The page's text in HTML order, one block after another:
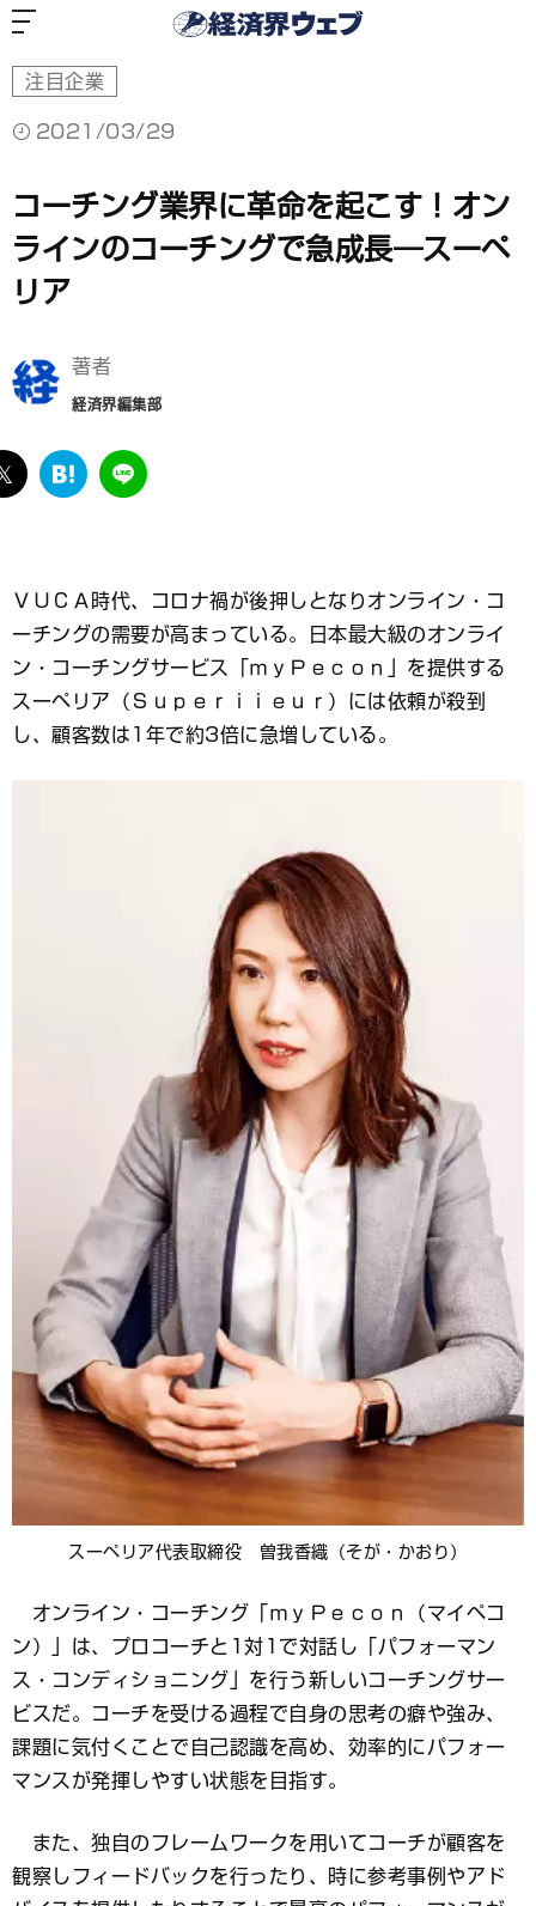
注目企業
2021/03/29
コーチング業界に革命を起こす！オン
ラインのコーチングで急成長―スーペ
リア
著者
経済界編集部
twitter
は
ク
マ
ー
ク
LINE
ＶＵＣＡ時代、コロナ禍が後押しとなりオンライン・コ
ーチングの需要が高まっている。日本最大級のオンライ
ン・コーチングサービス「ｍｙＰｅｃｏｎ」を提供する
スーペリア（Ｓｕｐｅｒｉｉｅｕｒ）には依頼が殺到
し、顧客数は1年で約3倍に急増している。
スーペリア代表取締役 曽我香織（そが・かおり）
オンライン・コーチング「ｍｙＰｅｃｏｎ（マイペコ
ン）」は、プロコーチと1対1で対話し「パフォーマン
ス・コンディショニング」を行う新しいコーチングサー
ビスだ。コーチを受ける過程で自身の思考の癖や強み、
課題に気付くことで自己認識を高め、効率的にパフォー
マンスが発揮しやすい状態を目指す。
また、独自のフレームワークを用いてコーチが顧客を
観察しフィードバックを行ったり、時に参考事例やアド